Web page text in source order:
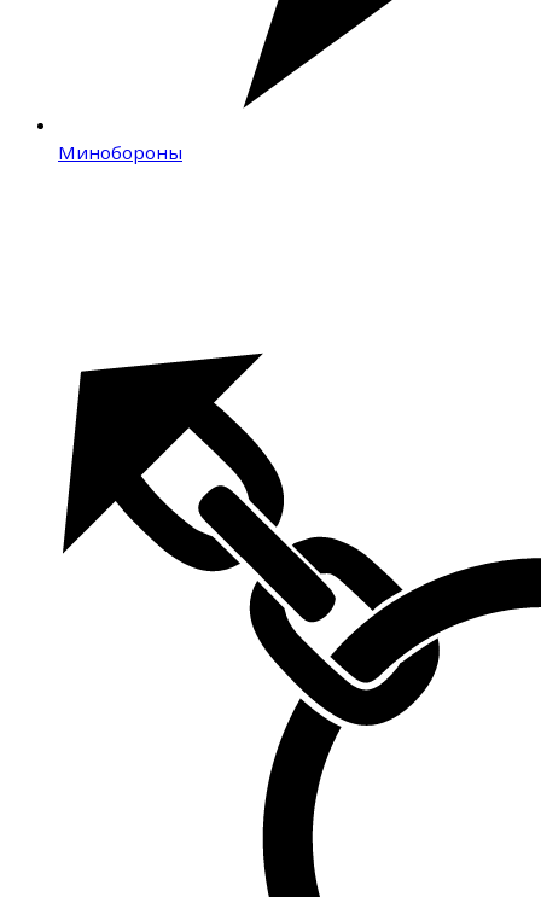
Минобороны